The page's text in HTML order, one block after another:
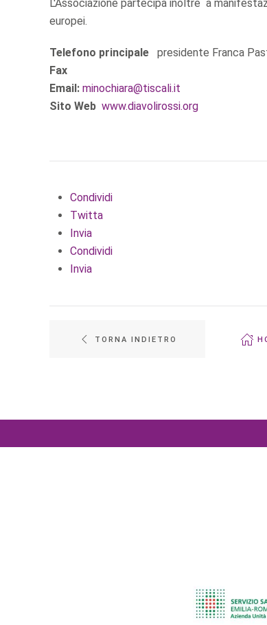
L'Associazione partecipa inoltre a
europei.
Telefono principale presidente Franca
Fax
Email: minochiara@tiscali.it
Sito Web www.diavolirossi.org
Condividi
Twitta
Invia
Condividi
Invia
TORNA INDIETRO